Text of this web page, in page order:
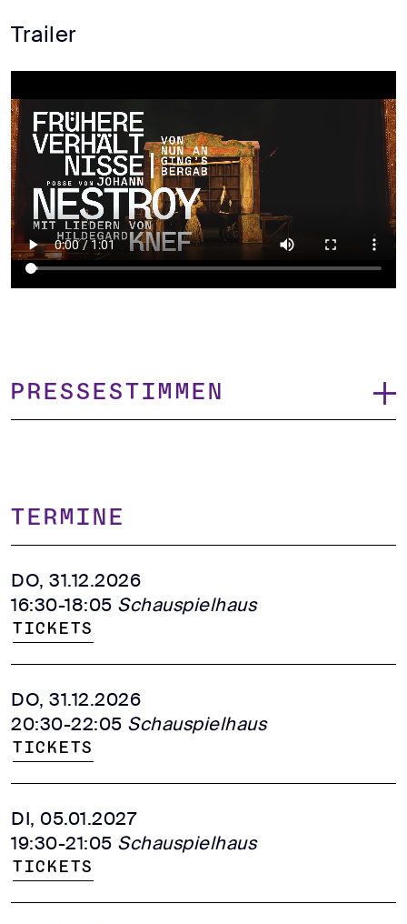
Trailer
Pressestimmen
TERMINE
DO, 31.12.2026
16:30-18:05 Schauspielhaus
Tickets
DO, 31.12.2026
20:30-22:05 Schauspielhaus
Tickets
DI, 05.01.2027
19:30-21:05 Schauspielhaus
Tickets